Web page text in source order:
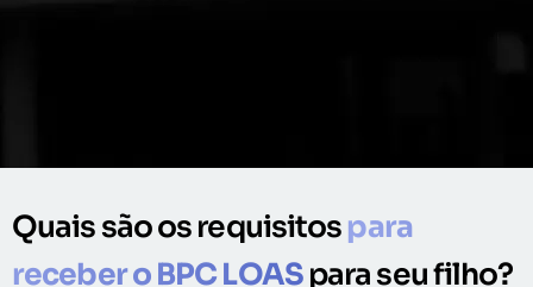
Quais são os requisitospara
receber o BPC LOASpara seu filho?